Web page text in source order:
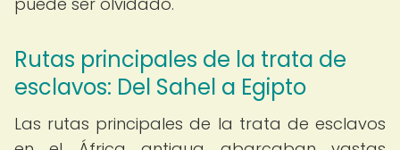
Rutas principales de la trata de
esclavos: Del Sahel a Egipto
Las rutas principales de la trata de esclavos